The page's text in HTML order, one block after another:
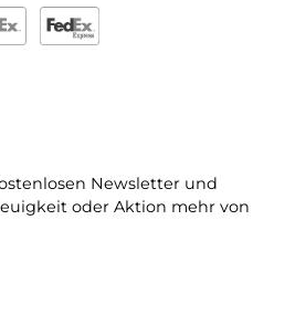
Newsletter und
oder Aktion mehr von